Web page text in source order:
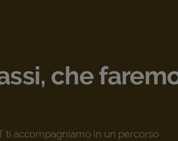
che
ti accompagniamo in un percorso